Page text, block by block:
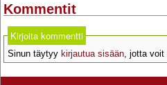
Kommentit
Kirjoita kommentti
Sinun täytyy kirjautua sisään , jotta